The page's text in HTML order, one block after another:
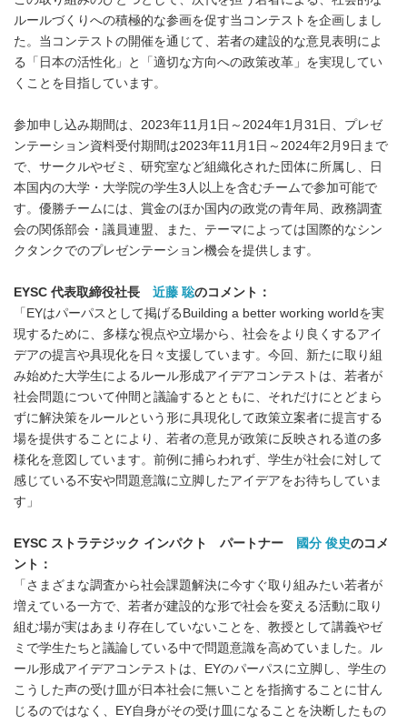
ルールづくりへの積極的な参画を促す当コンテストを企画しまし
た。当コンテストの開催を通じて、若者の建設的な意見表明によ
る「日本の活性化」と「適切な方向への政策改革」を実現してい
くことを目指しています。
参加申し込み期間は、2023年11月1日～2024年1月31日、プレゼ
ンテーション資料受付期間は2023年11月1日～2024年2月9日まで
で、サークルやゼミ、研究室など組織化された団体に所属し、日
本国内の大学・大学院の学生3人以上を含むチームで参加可能で
す。優勝チームには、賞金のほか国内の政党の青年局、政務調査
会の関係部会・議員連盟、また、テーマによっては国際的なシン
クタンクでのプレゼンテーション機会を提供します。
EYSC 代表取締役社長 近藤 聡のコメント：
「EYはパーパスとして掲げるBuilding a better working worldを実
現するために、多様な視点や立場から、社会をより良くするアイ
デアの提言や具現化を日々支援しています。今回、新たに取り組
み始めた大学生によるルール形成アイデアコンテストは、若者が
社会問題について仲間と議論するとともに、それだけにとどまら
ずに解決策をルールという形に具現化して政策立案者に提言する
場を提供することにより、若者の意見が政策に反映される道の多
様化を意図しています。前例に捕らわれず、学生が社会に対して
感じている不安や問題意識に立脚したアイデアをお待ちしていま
す」
EYSC ストラテジック インパクト パートナー 國分 俊史のコメ
ント：
「さまざまな調査から社会課題解決に今すぐ取り組みたい若者が
増えている一方で、若者が建設的な形で社会を変える活動に取り
組む場が実はあまり存在していないことを、教授として講義やゼ
ミで学生たちと議論している中で問題意識を高めていました。ル
ール形成アイデアコンテストは、EYのパーパスに立脚し、学生の
こうした声の受け皿が日本社会に無いことを指摘することに甘ん
じるのではなく、EY自身がその受け皿になることを決断したもの